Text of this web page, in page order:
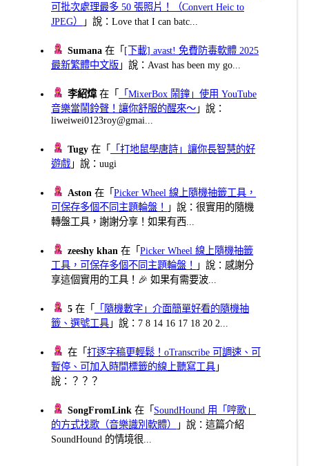
可批次處理最多 50 張照片！（Convert Heic to
JPEG）
」說：Love that I can batc...
Sumana 在「 [下載] avast! 免費防毒軟體 2025
最新繁體中文版 」說：Avast has been my go...
李紹煒在「
「MixerBox 鬧鐘」使用 YouTube
音樂當鬧鈴聲！讓你舒服的醒來～ 」說：
liweiwei0123roy@gmai...
Tugy 在「
「打地鼠學唐詩」讓你長智慧的好
遊戲 」說：uugi
Aston 在「Picker Wheel 線上隨機抽籤工具，
可保存多個不同主題輪盤！
」說：很實用的隨機
轉盤工具，謝謝分享！如果有西...
zeeshy khan 在「Picker Wheel 線上隨機抽籤
工具，可保存多個不同主題輪盤！
」說：感謝分
享這個實用的工具！🎉 如果有需要波...
5 在「
「隨機數字」介面簡單好看的隨機抽
籤、選號工具 」說：7 8 14 16 17 18 20 2...
在「打逐字稿更輕鬆！oTranscribe 可調速、可
暫停、可加入時間標籤的線上聽寫工具 」
說：？？？
SongFromLink 在「 SoundHound 用「哼歌」
的方式找歌（音樂識別軟體）
」說：這篇介紹
SoundHound 的情境很...